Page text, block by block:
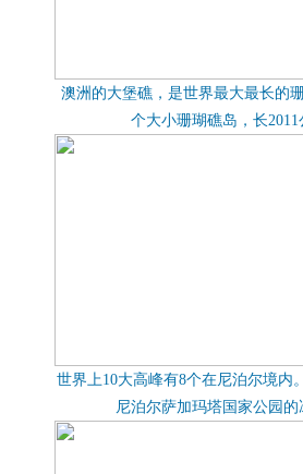
澳洲的大堡礁，是世界最大最长的
个大小珊瑚礁岛，长2011
世界上10大高峰有8个在尼泊尔境内
尼泊尔萨加玛塔国家公园的